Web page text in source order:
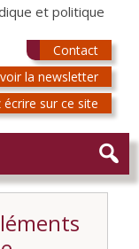
et politique
Contact
la newsletter
sur ce site